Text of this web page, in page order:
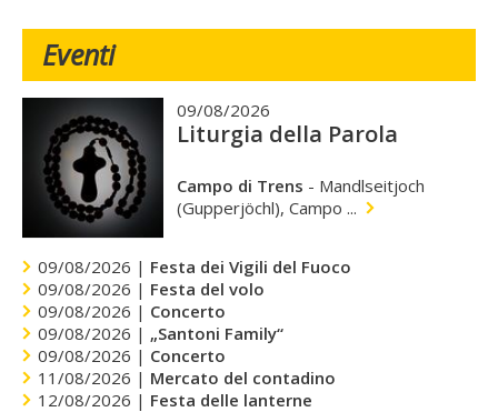
Eventi
09/08/2026
Liturgia della Parola
Campo di Trens - Mandlseitjoch
(Gupperjöchl), Campo ...
09/08/2026 | Festa dei Vigili del Fuoco
09/08/2026 | Festa del volo
09/08/2026 | Concerto
09/08/2026 | „Santoni Family“
09/08/2026 | Concerto
11/08/2026 | Mercato del contadino
12/08/2026 | Festa delle lanterne